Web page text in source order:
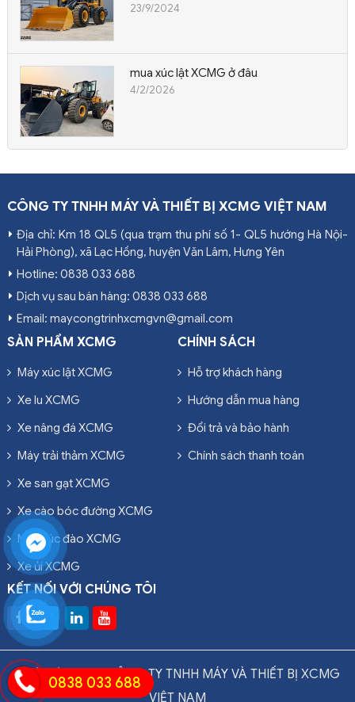
23/9/2024
mua xúc lật XCMG ở đâu
4/2/2026
CÔNG TY TNHH MÁY VÀ THIẾT BỊ XCMG VIỆT NAM
Địa chỉ: Km 18 QL5 (qua trạm thu phí số 1- QL5 hướng Hà Nội-
Hải Phòng), xã Lạc Hồng, huyện Văn Lâm, Hưng Yên
Hotline: 0838 033 688
Dịch vụ sau bán hàng: 0838 033 688
Email: maycongtrinhxcmgvn@gmail.com
SẢN PHẨM XCMG
Máy xúc lật XCMG
Xe lu XCMG
Xe nâng đá XCMG
Máy trải thảm XCMG
Xe san gạt XCMG
Xe cào bóc đường XCMG
Máy xúc đào XCMG
Xe ủi XCMG
CHÍNH SÁCH
Hỗ trợ khách hàng
Hướng dẫn mua hàng
Đổi trả và bảo hành
Chính sách thanh toán
KẾT NỐI VỚI CHÚNG TÔI
Thiết kế 2024 © CÔNG TY TNHH MÁY VÀ THIẾT BỊ XCMG
VIỆT NAM
0838 033 688